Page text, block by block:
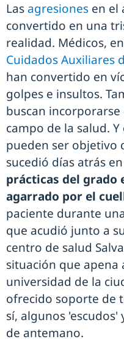
Las agresiones en el
convertido en una
realidad. Médicos,
Cuidados Auxiliares
han convertido en
golpes e insultos.
buscan
campo de la salud.
pueden ser objetivo
sucedió días atrás
prácticas del grado
agarrado por el
paciente durante
que acudió junto a
centro de salud
situación que apena
universidad de la
ofrecido soporte de
sí, algunos
de antemano.